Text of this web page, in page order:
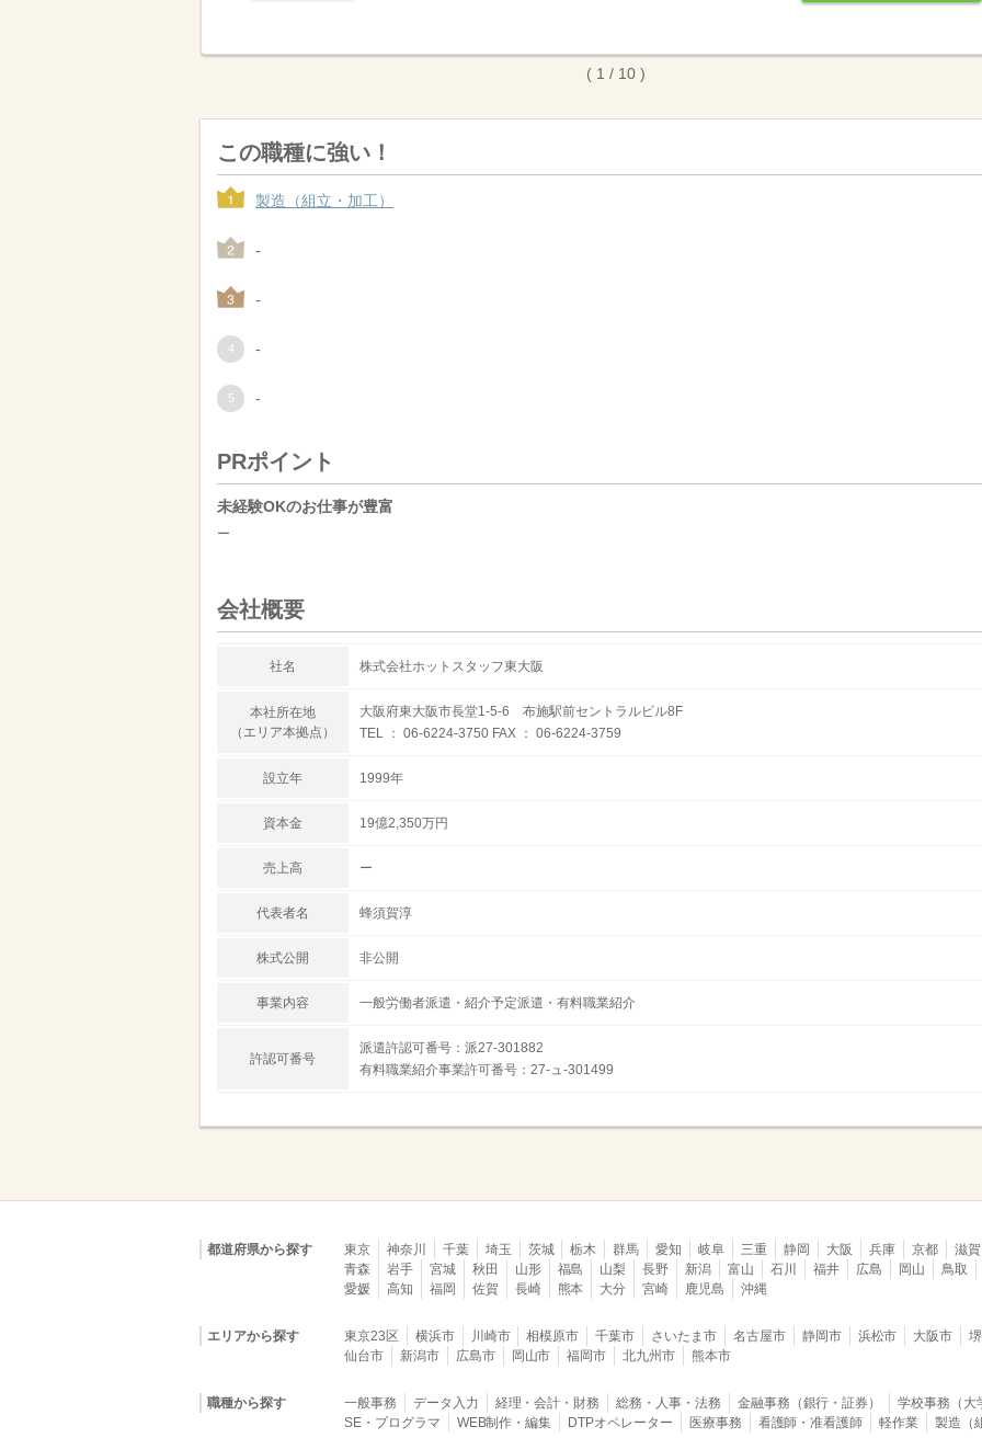
( 1 / 10 )
この職種に強い！
製造（組立・加工）
-
-
-
-
PRポイント
未経験OKのお仕事が豊富
ー
会社概要
社名 株式会社ホットスタッフ東大阪
本社所在地
（エリア本拠点）
大阪府東大阪市長堂1-5-6 布施駅前セントラルビル8F
TEL ： 06-6224-3750 FAX ： 06-6224-3759
設立年 1999年
資本金 19億2,350万円
売上高 ー
代表者名 蜂須賀淳
株式公開 非公開
事業内容 一般労働者派遣・紹介予定派遣・有料職業紹介
許認可番号
派遣許認可番号：派27-301882
有料職業紹介事業許可番号：27-ュ-301499
都道府県から探す 東京 神奈川 千葉 埼玉 茨城 栃木 群馬 愛知 岐阜 三重 静岡 大阪 兵庫 京都 滋賀
青森
岩手 宮城 秋田 山形 福島 山梨 長野 新潟 富山 石川 福井 広島 岡山 鳥取
愛媛
高知 福岡 佐賀 長崎 熊本 大分 宮崎 鹿児島 沖縄
エリアから探す 東京23区 横浜市 川崎市 相模原市 千葉市 さいたま市 名古屋市 静岡市 浜松市 大阪市
仙台市
新潟市 広島市 岡山市 福岡市 北九州市 熊本市
職種から探す 一般事務 データ入力 経理・会計・財務 総務・人事・法務 金融事務（銀行・証券） 学校事務（大
SE・プログラマ
WEB制作・編集 DTPオペレーター 医療事務 看護師・准看護師 軽作業 製造（